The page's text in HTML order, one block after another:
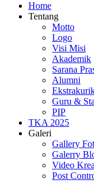
Home
Tentang
Motto
Logo
Visi Misi
Akademik
Sarana
Alumni
Guru &
PIP
TKA 2025
Galeri
Gallery
Galerry
Video
Post